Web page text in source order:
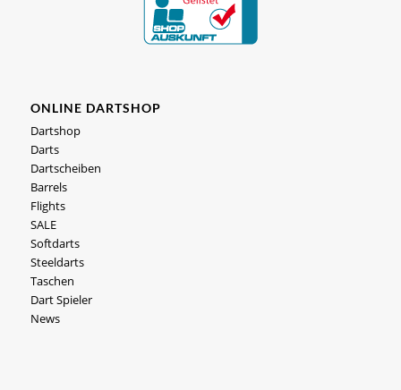
ONLINE DARTSHOP
Dartshop
Darts
Dartscheiben
Barrels
Flights
SALE
Softdarts
Steeldarts
Taschen
Dart Spieler
News